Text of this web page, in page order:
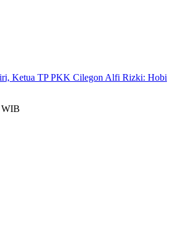
Ketua TP PKK Cilegon Alfi Rizki: Hobi
WIB